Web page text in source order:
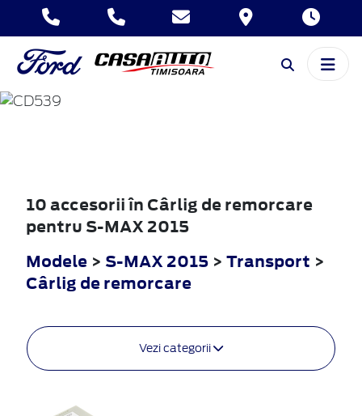
S-MAX
10 accesorii în Cârlig de remorcare
pentru S-MAX 2015
Modele > S-MAX 2015 > Transport >
Cârlig de remorcare
Vezi categorii